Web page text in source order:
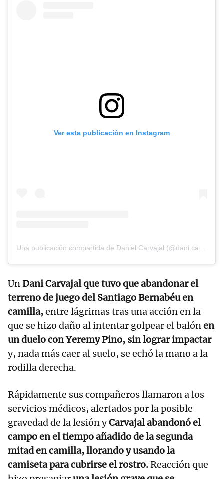
Ver esta publicación en Instagram
UnDani Carvajal que tuvo que abandonar el
terreno de juego del Santiago Bernabéu en
camilla,entre lágrimas tras una acción en la
que se hizo daño al intentar golpear el balónen
un duelo con Yeremy Pino, sin lograr impactar
y, nada más caer al suelo, se echó la mano a la
rodilla derecha.
Rápidamente sus compañeros llamaron a los
servicios médicos, alertados por la posible
gravedad de la lesión yCarvajal abandonó el
campo en el tiempo añadido de la segunda
mitad en camilla, llorando y usando la
camiseta para cubrirse el rostro.Reacción que